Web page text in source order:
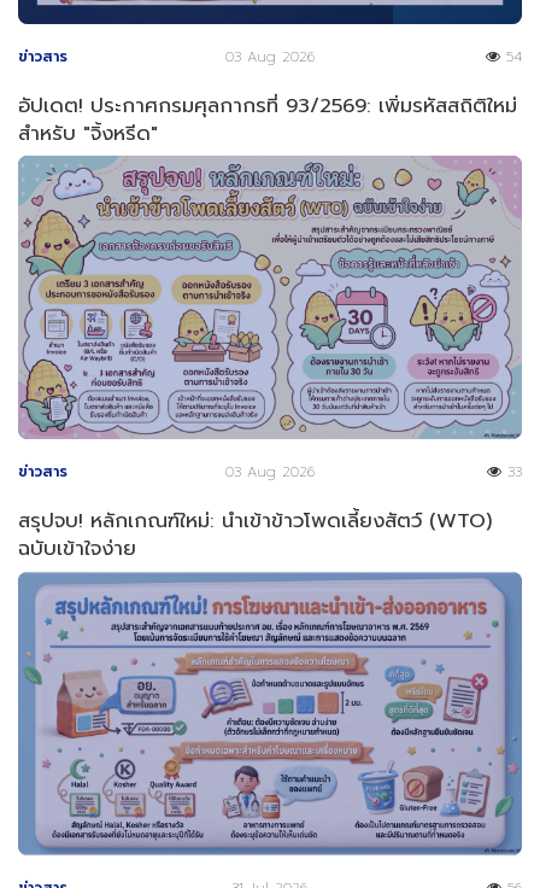
ข่าวสาร 03 Aug 2026 54
อัปเดต! ประกาศกรมศุลกากรที่ 93/2569: เพิ่มรหัสสถิติใหม่
สำหรับ "จิ้งหรีด"
ข่าวสาร 03 Aug 2026 33
สรุปจบ! หลักเกณฑ์ใหม่: นำเข้าข้าวโพดเลี้ยงสัตว์ (WTO)
ฉบับเข้าใจง่าย